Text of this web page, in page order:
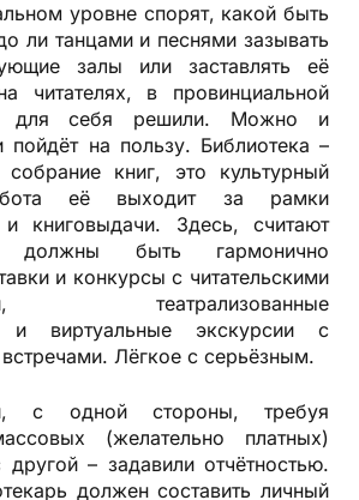
уровне спорят, какой быть
ли танцами и песнями зазывать
залы или заставлять её
читателях, в провинциальной
для себя решили. Можно и
пойдёт на пользу. Библио­тека –
книг, это культурный
её выходит за рамки
и книговыдачи. Здесь, считают
должны быть гармонично
и конкурсы с читательскими
театрализованные
и виртуальные экскурсии с
Лёгкое с серьёзным.
с одной стороны, требуя
(желательно платных)
– задавили отчётностью.
должен составить личный